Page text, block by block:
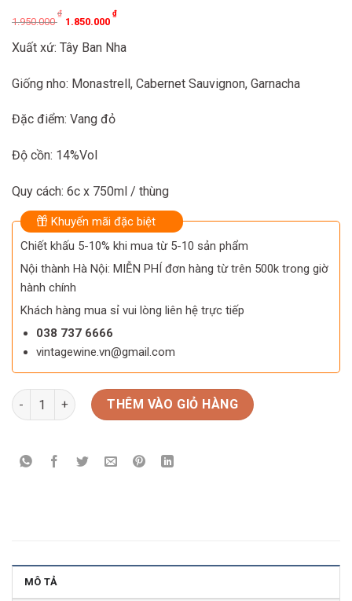
1.950.000
₫
Original
price
was:
1.950.000 ₫.
1.850.000
₫
Current
price
is:
1.850.000 ₫.
Xuất xứ: Tây Ban Nha
Giống nho: Monastrell, Cabernet Sauvignon, Garnacha
Đặc điểm: Vang đỏ
Độ cồn: 14%Vol
Quy cách: 6c x 750ml / thùng
Khuyến mãi đặc biệt
Chiết khấu 5-10% khi mua từ 5-10 sản phẩm
Nội thành Hà Nội: MIỄN PHÍ đơn hàng từ trên 500k trong giờ
hành chính
Khách hàng mua sỉ vui lòng liên hệ trực tiếp
038 737 6666
vintagewine.vn@gmail.com
Rượu Vang Tây Ban Nha Casa De La Cera số lượng
THÊM VÀO GIỎ HÀNG
MÔ TẢ